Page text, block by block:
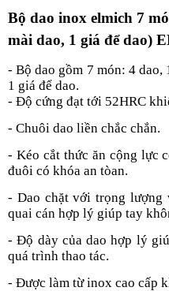
Bộ dao inox elmich 7
mài dao, 1 giá để dao)
- Bộ dao gồm 7 món: 4 dao,
1 giá để dao.
- Độ cứng đạt tới 52HRC
- Chuôi dao liền chắc chắn.
- Kéo cắt thức ăn cộng lực
đuôi có khóa an tòan.
- Dao chặt với trọng
quai cán hợp lý giúp tay
- Độ dày của dao hợp lý
quá trình thao tác.
- Được làm từ inox cao cấp